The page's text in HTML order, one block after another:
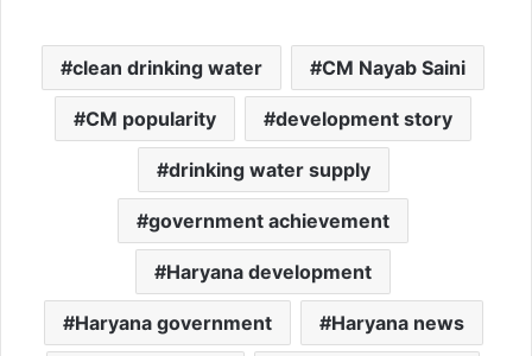
clean drinking water CM Nayab Saini
CM popularity development story
drinking water supply
government achievement
Haryana development
Haryana government Haryana news